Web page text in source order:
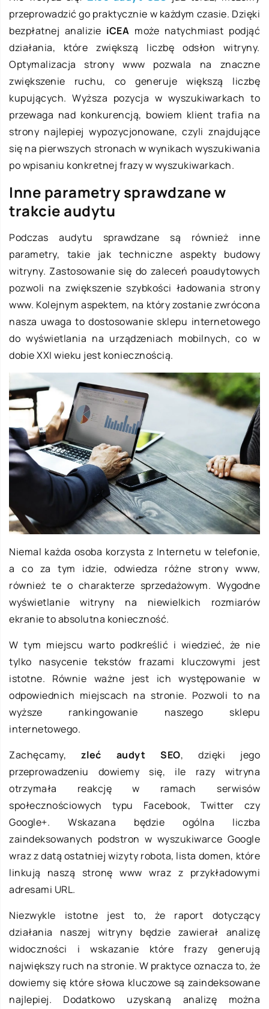
przeprowadzić go praktycznie w każdym czasie. Dzięki
bezpłatnej analizie iCEA może natychmiast podjąć
działania, które zwiększą liczbę odsłon witryny.
Optymalizacja strony www pozwala na znaczne
zwiększenie ruchu, co generuje większą liczbę
kupujących. Wyższa pozycja w wyszukiwarkach to
przewaga nad konkurencją, bowiem klient trafia na
strony najlepiej wypozycjonowane, czyli znajdujące
się na pierwszych stronach w wynikach wyszukiwania
po wpisaniu konkretnej frazy w wyszukiwarkach.
Inne parametry sprawdzane w
trakcie audytu
Podczas audytu sprawdzane są również inne
parametry, takie jak techniczne aspekty budowy
witryny. Zastosowanie się do zaleceń poaudytowych
pozwoli na zwiększenie szybkości ładowania strony
www. Kolejnym aspektem, na który zostanie zwrócona
nasza uwaga to dostosowanie sklepu internetowego
do wyświetlania na urządzeniach mobilnych, co w
dobie XXI wieku jest koniecznością.
Niemal każda osoba korzysta z Internetu w telefonie,
a co za tym idzie, odwiedza różne strony www,
również te o charakterze sprzedażowym. Wygodne
wyświetlanie witryny na niewielkich rozmiarów
ekranie to absolutna konieczność.
W tym miejscu warto podkreślić i wiedzieć, że nie
tylko nasycenie tekstów frazami kluczowymi jest
istotne. Równie ważne jest ich występowanie w
odpowiednich miejscach na stronie. Pozwoli to na
wyższe rankingowanie naszego sklepu
internetowego.
Zachęcamy, zleć audyt SEO, dzięki jego
przeprowadzeniu dowiemy się, ile razy witryna
otrzymała reakcję w ramach serwisów
społecznościowych typu Facebook, Twitter czy
Google+. Wskazana będzie ogólna liczba
zaindeksowanych podstron w wyszukiwarce Google
wraz z datą ostatniej wizyty robota, lista domen, które
linkują naszą stronę www wraz z przykładowymi
adresami URL.
Niezwykle istotne jest to, że raport dotyczący
działania naszej witryny będzie zawierał analizę
widoczności i wskazanie które frazy generują
największy ruch na stronie. W praktyce oznacza to, że
dowiemy się które słowa kluczowe są zaindeksowane
najlepiej. Dodatkowo uzyskaną analizę można